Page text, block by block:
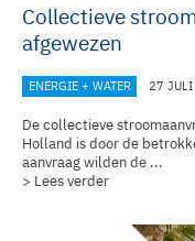
Collectieve
afgewezen
ENERGIE + WATER 27
De collectieve
Holland is door de
aanvraag wilden de ...
> Lees verder